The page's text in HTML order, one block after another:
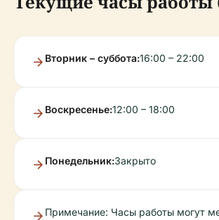
Вторник – суббота:16:00 – 22:00
Воскресенье:12:00 – 18:00
Понедельник:Закрыто
Примечание: Часы работы могут